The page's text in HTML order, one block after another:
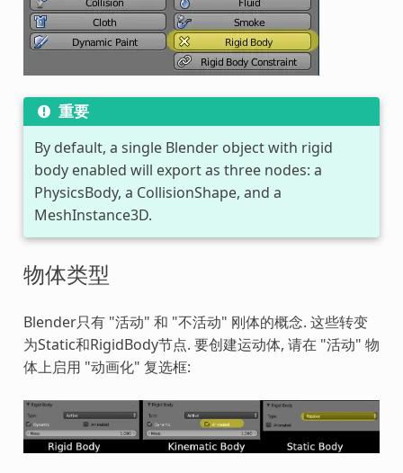
重要
By default, a single Blender object with rigid
body enabled will export as three nodes: a
PhysicsBody, a CollisionShape, and a
MeshInstance3D.
物体类型
Blender只有 "活动" 和 "不活动" 刚体的概念. 这些转变
为Static和RigidBody节点. 要创建运动体, 请在 "活动" 物
体上启用 "动画化" 复选框: